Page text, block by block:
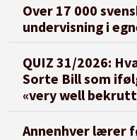
Over 17 000
undervisning i
QUIZ 31/2026:
Sorte Bill som
«very well
Annenhver lærer